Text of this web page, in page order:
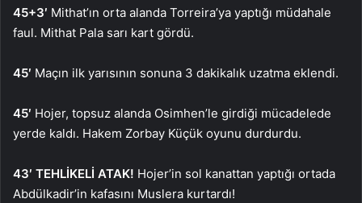
45+3′ Mithat’ın orta alanda Torreira’ya yaptığı müdahale
faul. Mithat Pala sarı kart gördü.
45′ Maçın ilk yarısının sonuna 3 dakikalık uzatma eklendi.
45′ Hojer, topsuz alanda Osimhen’le girdiği mücadelede
yerde kaldı. Hakem Zorbay Küçük oyunu durdurdu.
43′ TEHLİKELİ ATAK! Hojer’in sol kanattan yaptığı ortada
Abdülkadir’in kafasını Muslera kurtardı!